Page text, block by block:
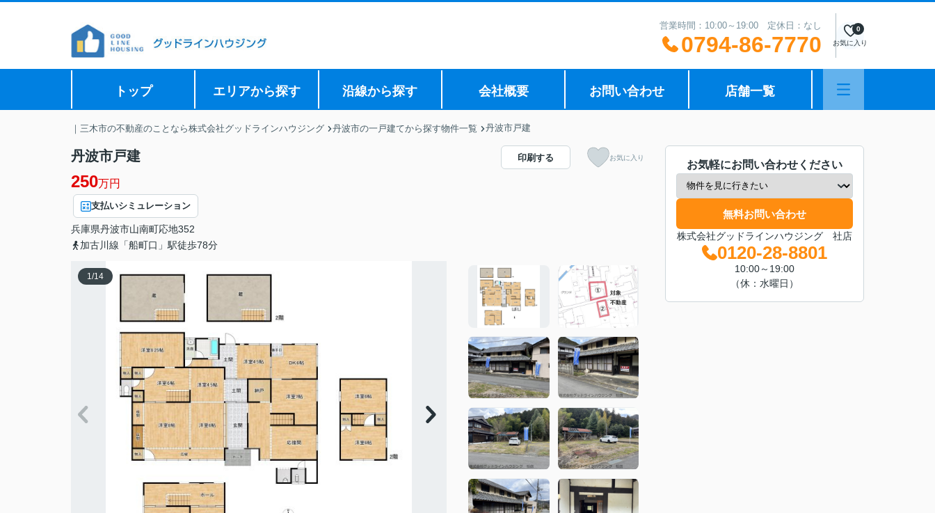
営業時間：10:00～19:00 定休日：なし
0794-86-7770 お気に入り
0
トップ エリアから探す 沿線から探す 会社概要 お問い合わせ 店舗一覧
｜三木市の不動産のことなら株式会社グッドラインハウジング 丹波市の一戸建てから探す物件一覧 丹波市戸建
丹波市戸建
250万円
支払いシミュレーション
兵庫県丹波市山南町応地352
加古川線「船町口」駅徒歩78分
印刷する お気に入り
1/14
お気軽にお問い合わせください
無料お問い合わせ
株式会社グッドラインハウジング 社店
0120-28-8801
10:00～19:00
（休：水曜日）